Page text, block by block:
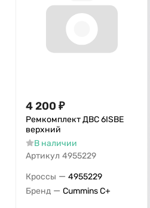
4 200 ₽
Ремкомплект ДВС 6ISBE
верхний
В наличии
Артикул 4955229
Кроссы — 4955229
Бренд — Cummins C+